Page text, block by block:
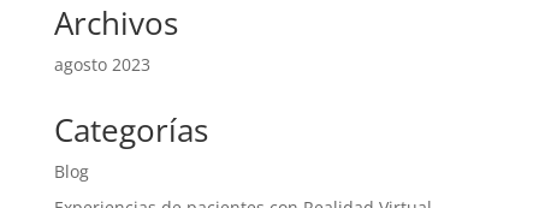
Archivos
agosto 2023
Categorías
Blog